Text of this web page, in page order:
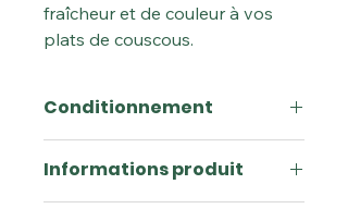
fraîcheur et de couleur à vos
plats de couscous.
Conditionnement
Informations produit